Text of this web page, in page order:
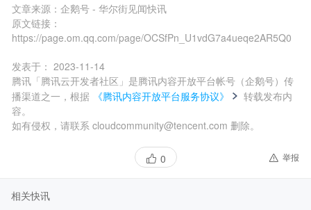
文章来源： 企鹅号 - 华尔街见闻快讯
原文链接：
https://page.om.qq.com/page/OCSfPn_U1vdG7a4ueqe2AR5Q0
发表于： 2023-11-14
腾讯「腾讯云开发者社区」是腾讯内容开放平台帐号（企鹅号）传
播渠道之一，根据
《腾讯内容开放平台服务协议》
转载发布内
容。
如有侵权，请联系 cloudcommunity@tencent.com 删除。
0 举报
相关快讯